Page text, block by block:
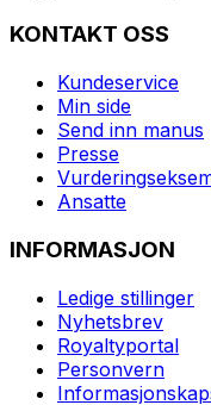
KONTAKT OSS
Kundeservice
Min side
Send inn manus
Presse
Ansatte
INFORMASJON
Ledige stillinger
Nyhetsbrev
Royaltyportal
Personvern